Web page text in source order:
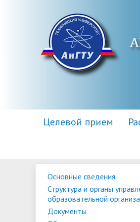
Целевой прием
Основные сведения
Контакты
Научная библиотека
Приемная комиссия
Для поступающих
Основные сведения
Структура и органы
образовательной
Документы